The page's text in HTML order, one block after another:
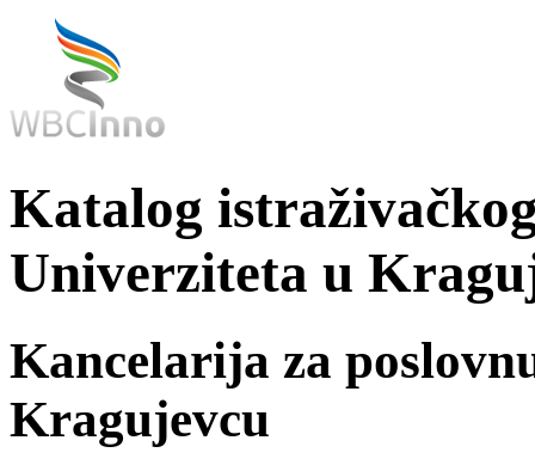
Katalog
Univerziteta u
Kancelarija za
Kragujevcu